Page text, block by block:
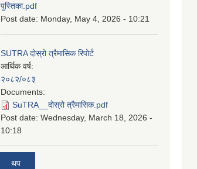
पुस्तिका.pdf
Post date: Monday, May 4, 2026 - 10:21
SUTRA दोस्रो त्रैमासिक रिपोर्ट
आर्थिक वर्ष:
२०८२/०८३
Documents:
SuTRA__दोस्रो त्रैमासिक.pdf
Post date: Wednesday, March 18, 2026 -
10:18
थप